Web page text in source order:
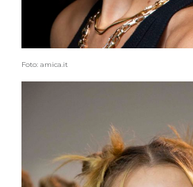
Foto: amica.it